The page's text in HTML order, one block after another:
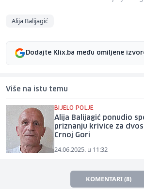
Alija Balijagić
Dodajte Klix.ba među omiljene
Više na istu temu
BIJELO POLJE
Alija Balijagić ponudio
priznanju krivice za
Crnoj Gori
24.06.2025. u 11:32
KOMENTARI (8)